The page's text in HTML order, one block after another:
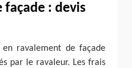
: devis
ravalement de façade
par le ravaleur. Les frais